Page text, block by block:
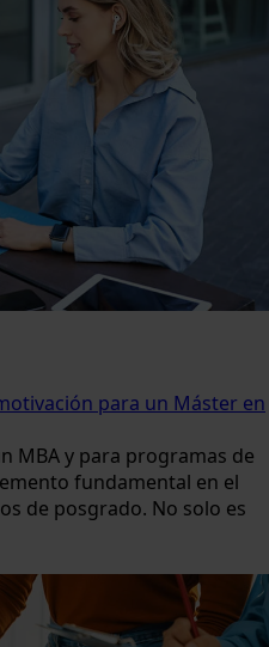
para un Máster en
MBA y para programas de
fundamental en el
de posgrado. No solo es